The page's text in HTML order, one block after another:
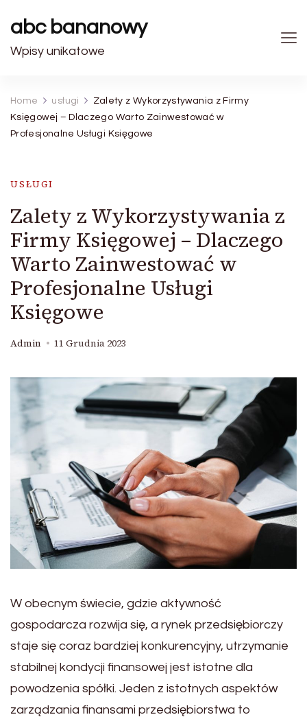
abc bananowy
Wpisy unikatowe
Home usługi
Zalety z Wykorzystywania z Firmy
Księgowej – Dlaczego Warto Zainwestować w
Profesjonalne Usługi Księgowe
USŁUGI
Zalety z Wykorzystywania z
Firmy Księgowej – Dlaczego
Warto Zainwestować w
Profesjonalne Usługi
Księgowe
Admin 11 Grudnia 2023
W obecnym świecie, gdzie aktywność
gospodarcza rozwija się, a rynek przedsiębiorczy
staje się coraz bardziej konkurencyjny, utrzymanie
stabilnej kondycji finansowej jest istotne dla
powodzenia spółki. Jeden z istotnych aspektów
zarządzania finansami przedsiębiorstwa to